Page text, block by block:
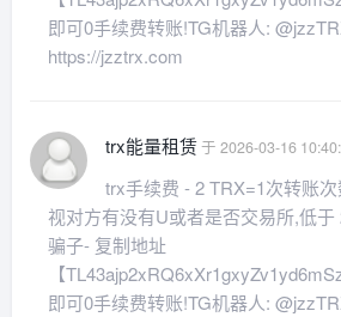
即可0手续费转账!TG机器人:
https://jzztrx.com
trx能量租赁于 2026-03-16
trx手续费 - 2 TRX=1次转账
视对方有没有U或者是否交易所,低
骗子- 复制地址
【
即可0手续费转账!TG机器人: